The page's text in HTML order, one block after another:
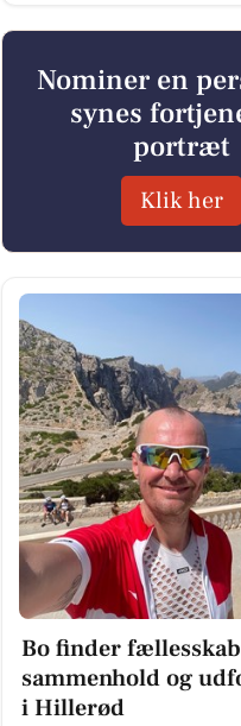
Nominer en
synes
portræt
Klik her
Bo finder
sammenhold og
i Hillerød